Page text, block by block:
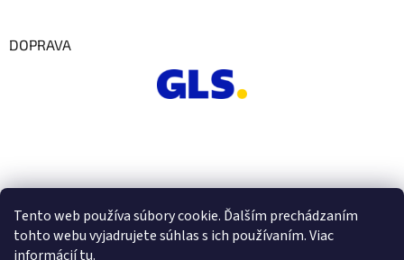
Tento web používa súbory cookie. Ďalším prechádzaním
tohto webu vyjadrujete súhlas s ich používaním. Viac
informáciítu.
DOPRAVA